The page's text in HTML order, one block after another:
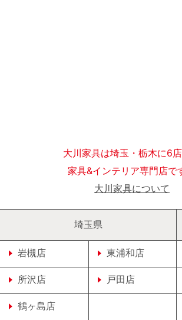
大川家具は埼玉・栃木に6
家具&インテリア専門店で
大川家具について
埼玉県
岩槻店 東浦和店
所沢店 戸田店
鶴ヶ島店